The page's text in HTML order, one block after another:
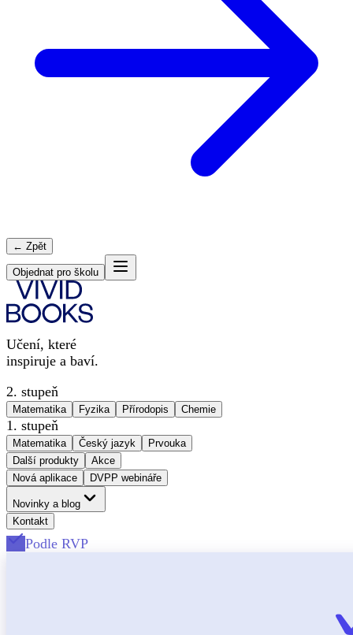
← Zpět
Objednat pro školu
Učení, které
inspiruje a baví.
2. stupeň
Matematika Fyzika Přírodopis Chemie
1. stupeň
Matematika Český jazyk
Prvouka
Další produkty
Akce
Nová aplikace
DVPP webináře
Novinky a blog
Kontakt
Podle RVP